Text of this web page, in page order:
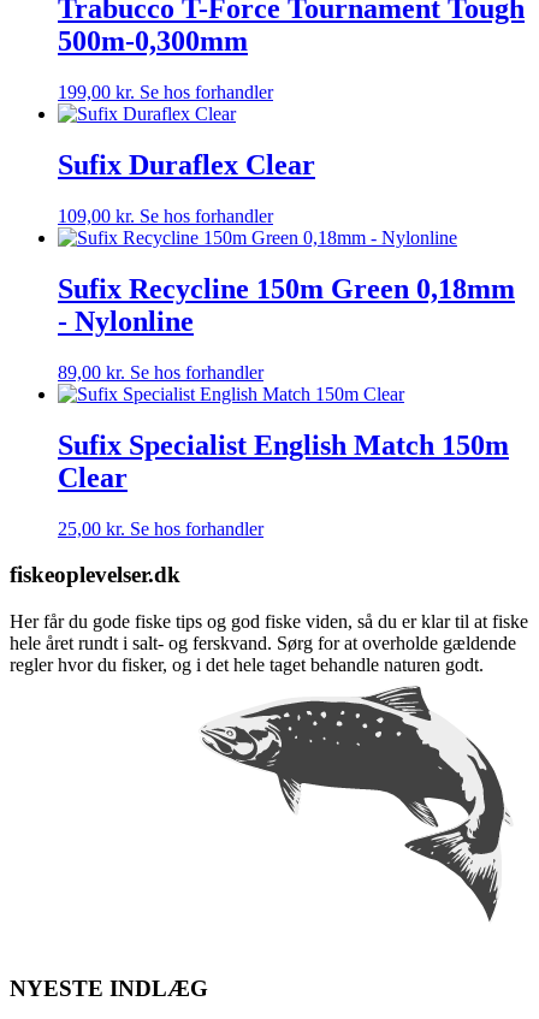
Trabucco T-Force Tournament Tough
500m-0,300mm
199,00 kr. Se hos forhandler
Sufix Duraflex Clear
109,00 kr. Se hos forhandler
Sufix Recycline 150m Green 0,18mm
- Nylonline
89,00 kr. Se hos forhandler
Sufix Specialist English Match 150m
Clear
25,00 kr. Se hos forhandler
fiskeoplevelser.dk
Her får du gode fiske tips og god fiske viden, så du er klar til at fiske
hele året rundt i salt- og ferskvand. Sørg for at overholde gældende
regler hvor du fisker, og i det hele taget behandle naturen godt.
NYESTE INDLÆG